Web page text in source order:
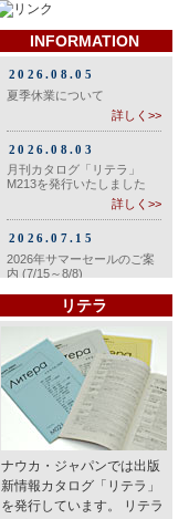
INFORMATION
リテラ
ナウカ・ジャパンでは出版
新情報カタログ「リテラ」
を発行しています。 リテラ